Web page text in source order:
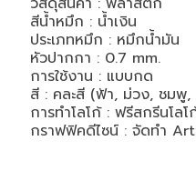
สีน้ำหมึก : น้ำเงิน
ประเภทหมึก : หมึกน้ำมัน
หัวปากกา : 0.7 mm.
การใช้งาน : แบบกด
สี : คละสี (ฟ้า, ม่วง, ชมพู,
การทำโลโก้ : ฟรีสกรีนโ
กราฟฟิคดีไซน์ : จัดทำ